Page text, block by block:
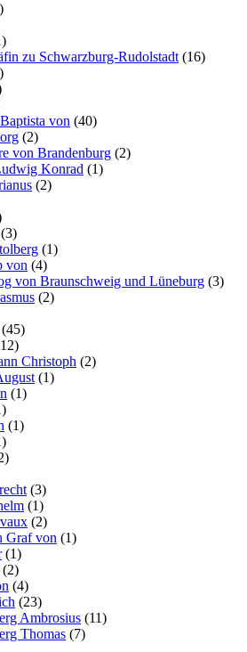
zu Schwarzburg-Rudolstadt (16)
von (40)
(2)
von Brandenburg (2)
Konrad (1)
(2)
(3)
(1)
von (4)
von Braunschweig und Lüneburg (3)
(2)
(45)
Christoph (2)
(1)
(1)
(1)
(3)
(1)
(2)
Graf von (1)
(1)
(2)
(4)
(23)
Ambrosius (11)
Thomas (7)